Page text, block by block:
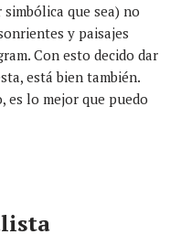
simbólica que sea) no
y paisajes
Con esto decido dar
está bien también.
es lo mejor que puedo